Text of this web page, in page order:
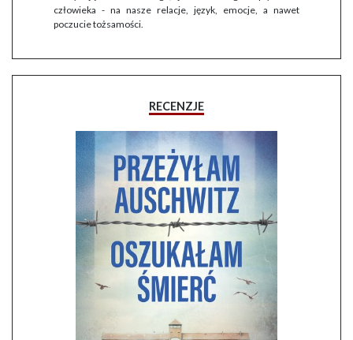
człowieka - na nasze relacje, język, emocje, a nawet
poczucie tożsamości.
RECENZJE